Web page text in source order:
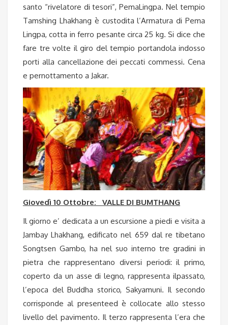
santo “rivelatore di tesori”, PemaLingpa. Nel tempio
Tamshing Lhakhang è custodita l’Armatura di Pema
Lingpa, cotta in ferro pesante circa 25 kg. Si dice che
fare tre volte il giro del tempio portandola indosso
porti alla cancellazione dei peccati commessi. Cena
e pernottamento a Jakar.
Giovedì 10 Ottobre: VALLE DI BUMTHANG
Il giorno e’ dedicata a un escursione a piedi e visita a
Jambay Lhakhang, edificato nel 659 dal re tibetano
Songtsen Gambo, ha nel suo interno tre gradini in
pietra che rappresentano diversi periodi: il primo,
coperto da un asse di legno, rappresenta ilpassato,
l’epoca del Buddha storico, Sakyamuni. Il secondo
corrisponde al presenteed è collocate allo stesso
livello del pavimento. Il terzo rappresenta l’era che